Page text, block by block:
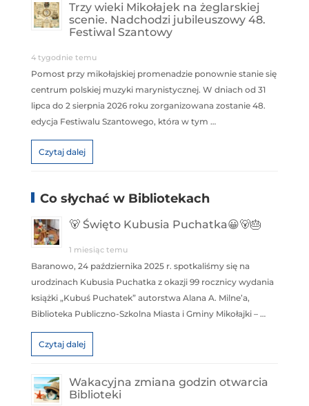
Trzy wieki Mikołajek na żeglarskiej
scenie. Nadchodzi jubileuszowy 48.
Festiwal Szantowy
4 tygodnie temu
Pomost przy mikołajskiej promenadzie ponownie stanie się
centrum polskiej muzyki marynistycznej. W dniach od 31
lipca do 2 sierpnia 2026 roku zorganizowana zostanie 48.
edycja Festiwalu Szantowego, która w tym …
Czytaj dalej
Co słychać w Bibliotekach
🐻 Święto Kubusia Puchatka😀🐻🎂
1 miesiąc temu
Baranowo, 24 października 2025 r. spotkaliśmy się na
urodzinach Kubusia Puchatka z okazji 99 rocznicy wydania
książki „Kubuś Puchatek” autorstwa Alana A. Milne’a,
Biblioteka Publiczno-Szkolna Miasta i Gminy Mikołajki – …
Czytaj dalej
Wakacyjna zmiana godzin otwarcia
Biblioteki